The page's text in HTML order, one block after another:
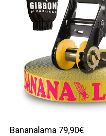
Bananalama 79,90€